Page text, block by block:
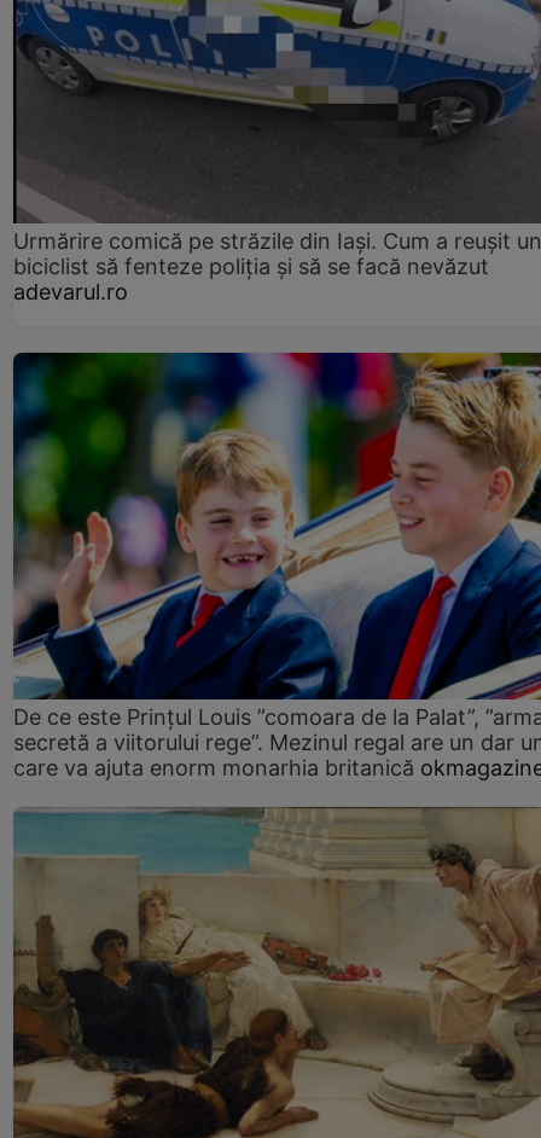
Urmărire comică pe străzile din Iași. Cum a reușit un
biciclist să fenteze poliția și să se facă nevăzut
adevarul.ro
De ce este Prințul Louis ”comoara de la Palat”,
secretă a viitorului rege”. Mezinul regal are un dar
care va ajuta enorm monarhia britanică